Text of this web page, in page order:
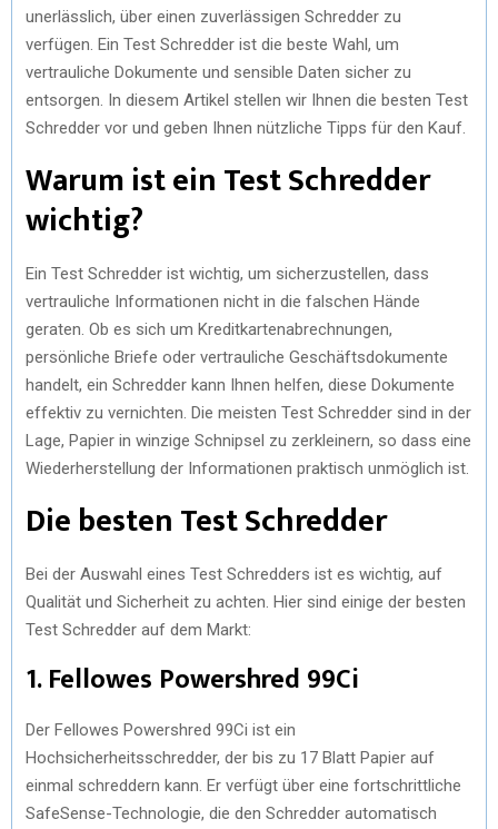
unerlässlich, über einen zuverlässigen Schredder zu
verfügen. Ein Test Schredder ist die beste Wahl, um
vertrauliche Dokumente und sensible Daten sicher zu
entsorgen. In diesem Artikel stellen wir Ihnen die besten Test
Schredder vor und geben Ihnen nützliche Tipps für den Kauf.
Warum ist ein Test Schredder
wichtig?
Ein Test Schredder ist wichtig, um sicherzustellen, dass
vertrauliche Informationen nicht in die falschen Hände
geraten. Ob es sich um Kreditkartenabrechnungen,
persönliche Briefe oder vertrauliche Geschäftsdokumente
handelt, ein Schredder kann Ihnen helfen, diese Dokumente
effektiv zu vernichten. Die meisten Test Schredder sind in der
Lage, Papier in winzige Schnipsel zu zerkleinern, so dass eine
Wiederherstellung der Informationen praktisch unmöglich ist.
Die besten Test Schredder
Bei der Auswahl eines Test Schredders ist es wichtig, auf
Qualität und Sicherheit zu achten. Hier sind einige der besten
Test Schredder auf dem Markt:
1. Fellowes Powershred 99Ci
Der Fellowes Powershred 99Ci ist ein
Hochsicherheitsschredder, der bis zu 17 Blatt Papier auf
einmal schreddern kann. Er verfügt über eine fortschrittliche
SafeSense-Technologie, die den Schredder automatisch